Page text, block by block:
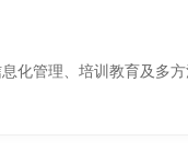
化管理、培训教育及多